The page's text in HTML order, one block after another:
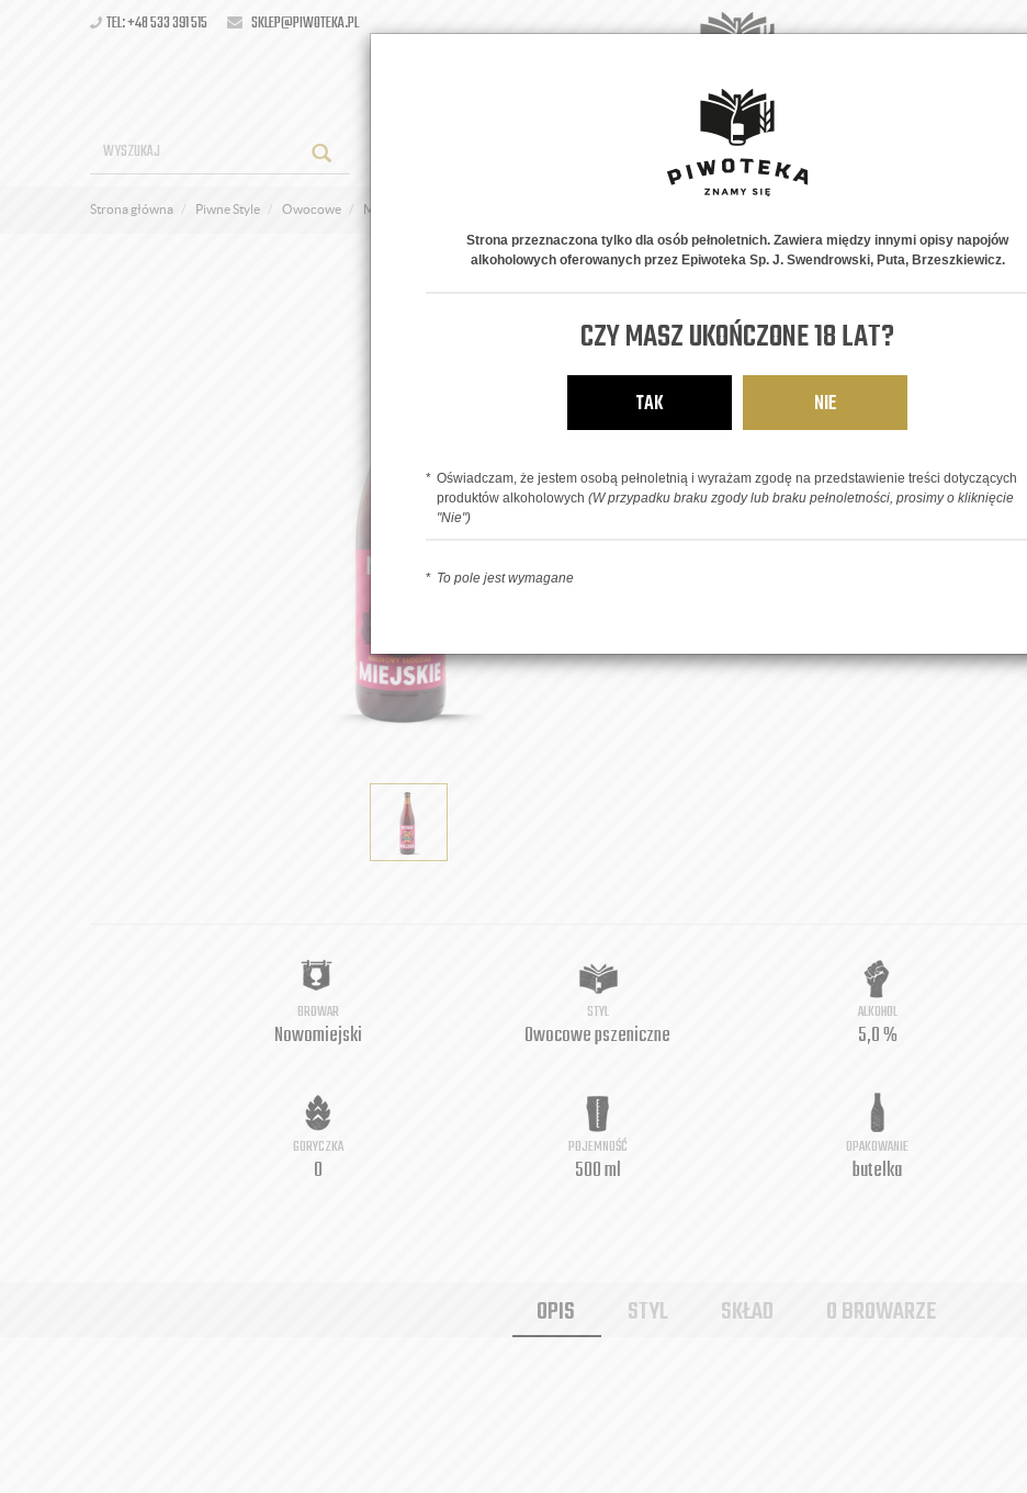
TEL: +48 533 391 515 SKLEP@PIWOTEKA.PL
PIWNE STYLE NA PREZENT
Strona główna Piwne Style Owocowe Malinowy Słodziak
Malinowy Słodziak
OWOCOWE PSZENICZNE
8,86zł
BROWAR
Nowomiejski
STYL
Owocowe pszeniczne
ALKOHOL
5,0 %
GORYCZKA
0
POJEMNOŚĆ
500 ml
OPAKOWANIE
butelka
OPIS STYL SKŁAD O BROWARZE
Strona przeznaczona tylko dla osób pełnoletnich. Zawiera między innymi opisy napojów
alkoholowych oferowanych przez Epiwoteka Sp. J. Swendrowski, Puta, Brzeszkiewicz.
CZY MASZ UKOŃCZONE 18 LAT?
TAK NIE
Oświadczam, że jestem osobą pełnoletnią i wyrażam zgodę na przedstawienie treści dotyczących
produktów alkoholowych (W przypadku braku zgody lub braku pełnoletności, prosimy o kliknięcie
"Nie")
To pole jest wymagane